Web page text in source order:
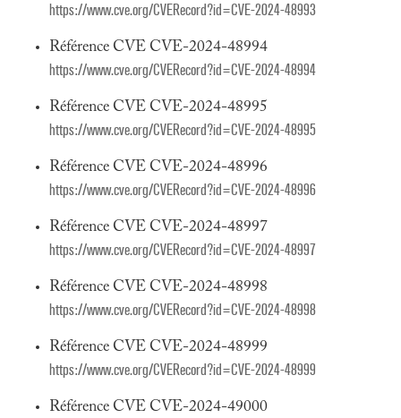
https://www.cve.org/CVERecord?id=CVE-2024-48993
Référence CVE CVE-2024-48994
https://www.cve.org/CVERecord?id=CVE-2024-48994
Référence CVE CVE-2024-48995
https://www.cve.org/CVERecord?id=CVE-2024-48995
Référence CVE CVE-2024-48996
https://www.cve.org/CVERecord?id=CVE-2024-48996
Référence CVE CVE-2024-48997
https://www.cve.org/CVERecord?id=CVE-2024-48997
Référence CVE CVE-2024-48998
https://www.cve.org/CVERecord?id=CVE-2024-48998
Référence CVE CVE-2024-48999
https://www.cve.org/CVERecord?id=CVE-2024-48999
Référence CVE CVE-2024-49000